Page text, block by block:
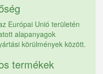
Európai Unió területén
alapanyagok
körülmények között.
termékek